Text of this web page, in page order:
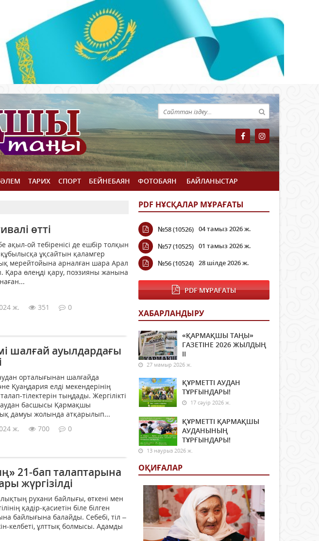
ӘЛЕМ ТАРИХ СПОРТ БЕЙНЕБАЯН ФОТОБАЯН БАЙЛАНЫСТАР
өтті
ақыл-ой тебіренісі де ешбір толқын
ұқсайтын қаламгер
мерейтойына арналған шара Арал
Қара өлеңді қару, поэзияны жанына
ж. 351
0
шалғай ауылдардағы
орталығынан шалғайда
Қуаңдария елді мекендерінің
тілектерін тыңдады. Жергілікті
аудан басшысы Қармақшы
дамуы жолында атқарылып...
ж. 700
0
21-бап талаптарына
жүргізілді
рухани байлығы, өткені мен
қадір-қасиетін біле білген
байлығына балайды. Себебі, тіл –
келбеті, ұлттық болмысы. Адамды
PDF НҰСҚАЛАР МҰРАҒАТЫ
№58 (10526) 04 тамыз 2026 ж.
№57 (10525) 01 тамыз 2026 ж.
№56 (10524) 28 шілде 2026 ж.
PDF МҰРАҒАТЫ
ХАБАРЛАНДЫРУ
«ҚАРМАҚШЫ ТАҢЫ»
ГАЗЕТІНЕ 2026 ЖЫЛДЫҢ
ІI
27 мамыр 2026 ж.
ҚҰРМЕТТІ АУДАН
ТҰРҒЫНДАРЫ!
17 сәуір 2026 ж.
ҚҰРМЕТТІ ҚАРМАҚШЫ
АУДАНЫНЫҢ
ТҰРҒЫНДАРЫ!
13 наурыз 2026 ж.
ОҚИҒАЛАР